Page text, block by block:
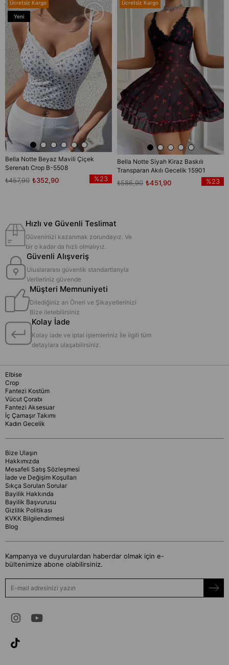
Bella Notte Beyaz Mavili Çiçek
Serenatı Crop B-5508
₺352,90
₺457,90 %23
Ücretsiz Kargo
Yeni
Bella Notte Siyah Kiraz Baskılı
Transparan Akılı Gecelik 15901
₺451,90
₺586,90 %23
Ücretsiz Kargo
Hızlı ve Güvenli Teslimat
Güveninizi kazanmak zorundayız. Ve
bir o kadar da hızlı olmalıyız.
Güvenli Alışveriş
Uluslararası güvenlik standartlarıyla
Verileriniz güvende
Müşteri Memnuniyeti
Dilediğiniz an Öneri ve Şikayetlerinizi
Bize iletebilirsiniz
Kolay İade
Kolay iade ve iptal işlemleriniz İle ilgili tüm
detaylara ulaşabilirsiniz.
Elbise
Crop
Fantezi Kostüm
Vücut Çorabı
Fantezi Aksesuar
İç Çamaşır Takımı
Kadın Gecelik
Bize Ulaşın
Hakkımızda
Mesafeli Satış Sözleşmesi
İade ve Değişim Koşulları
Sıkça Sorulan Sorular
Bayilik Hakkında
Bayilik Başvurusu
Gizlilik Politikası
KVKK Bilgilendirmesi
Blog
Kampanya ve duyurulardan haberdar olmak için e-
bültenimize abone olabilirsiniz.